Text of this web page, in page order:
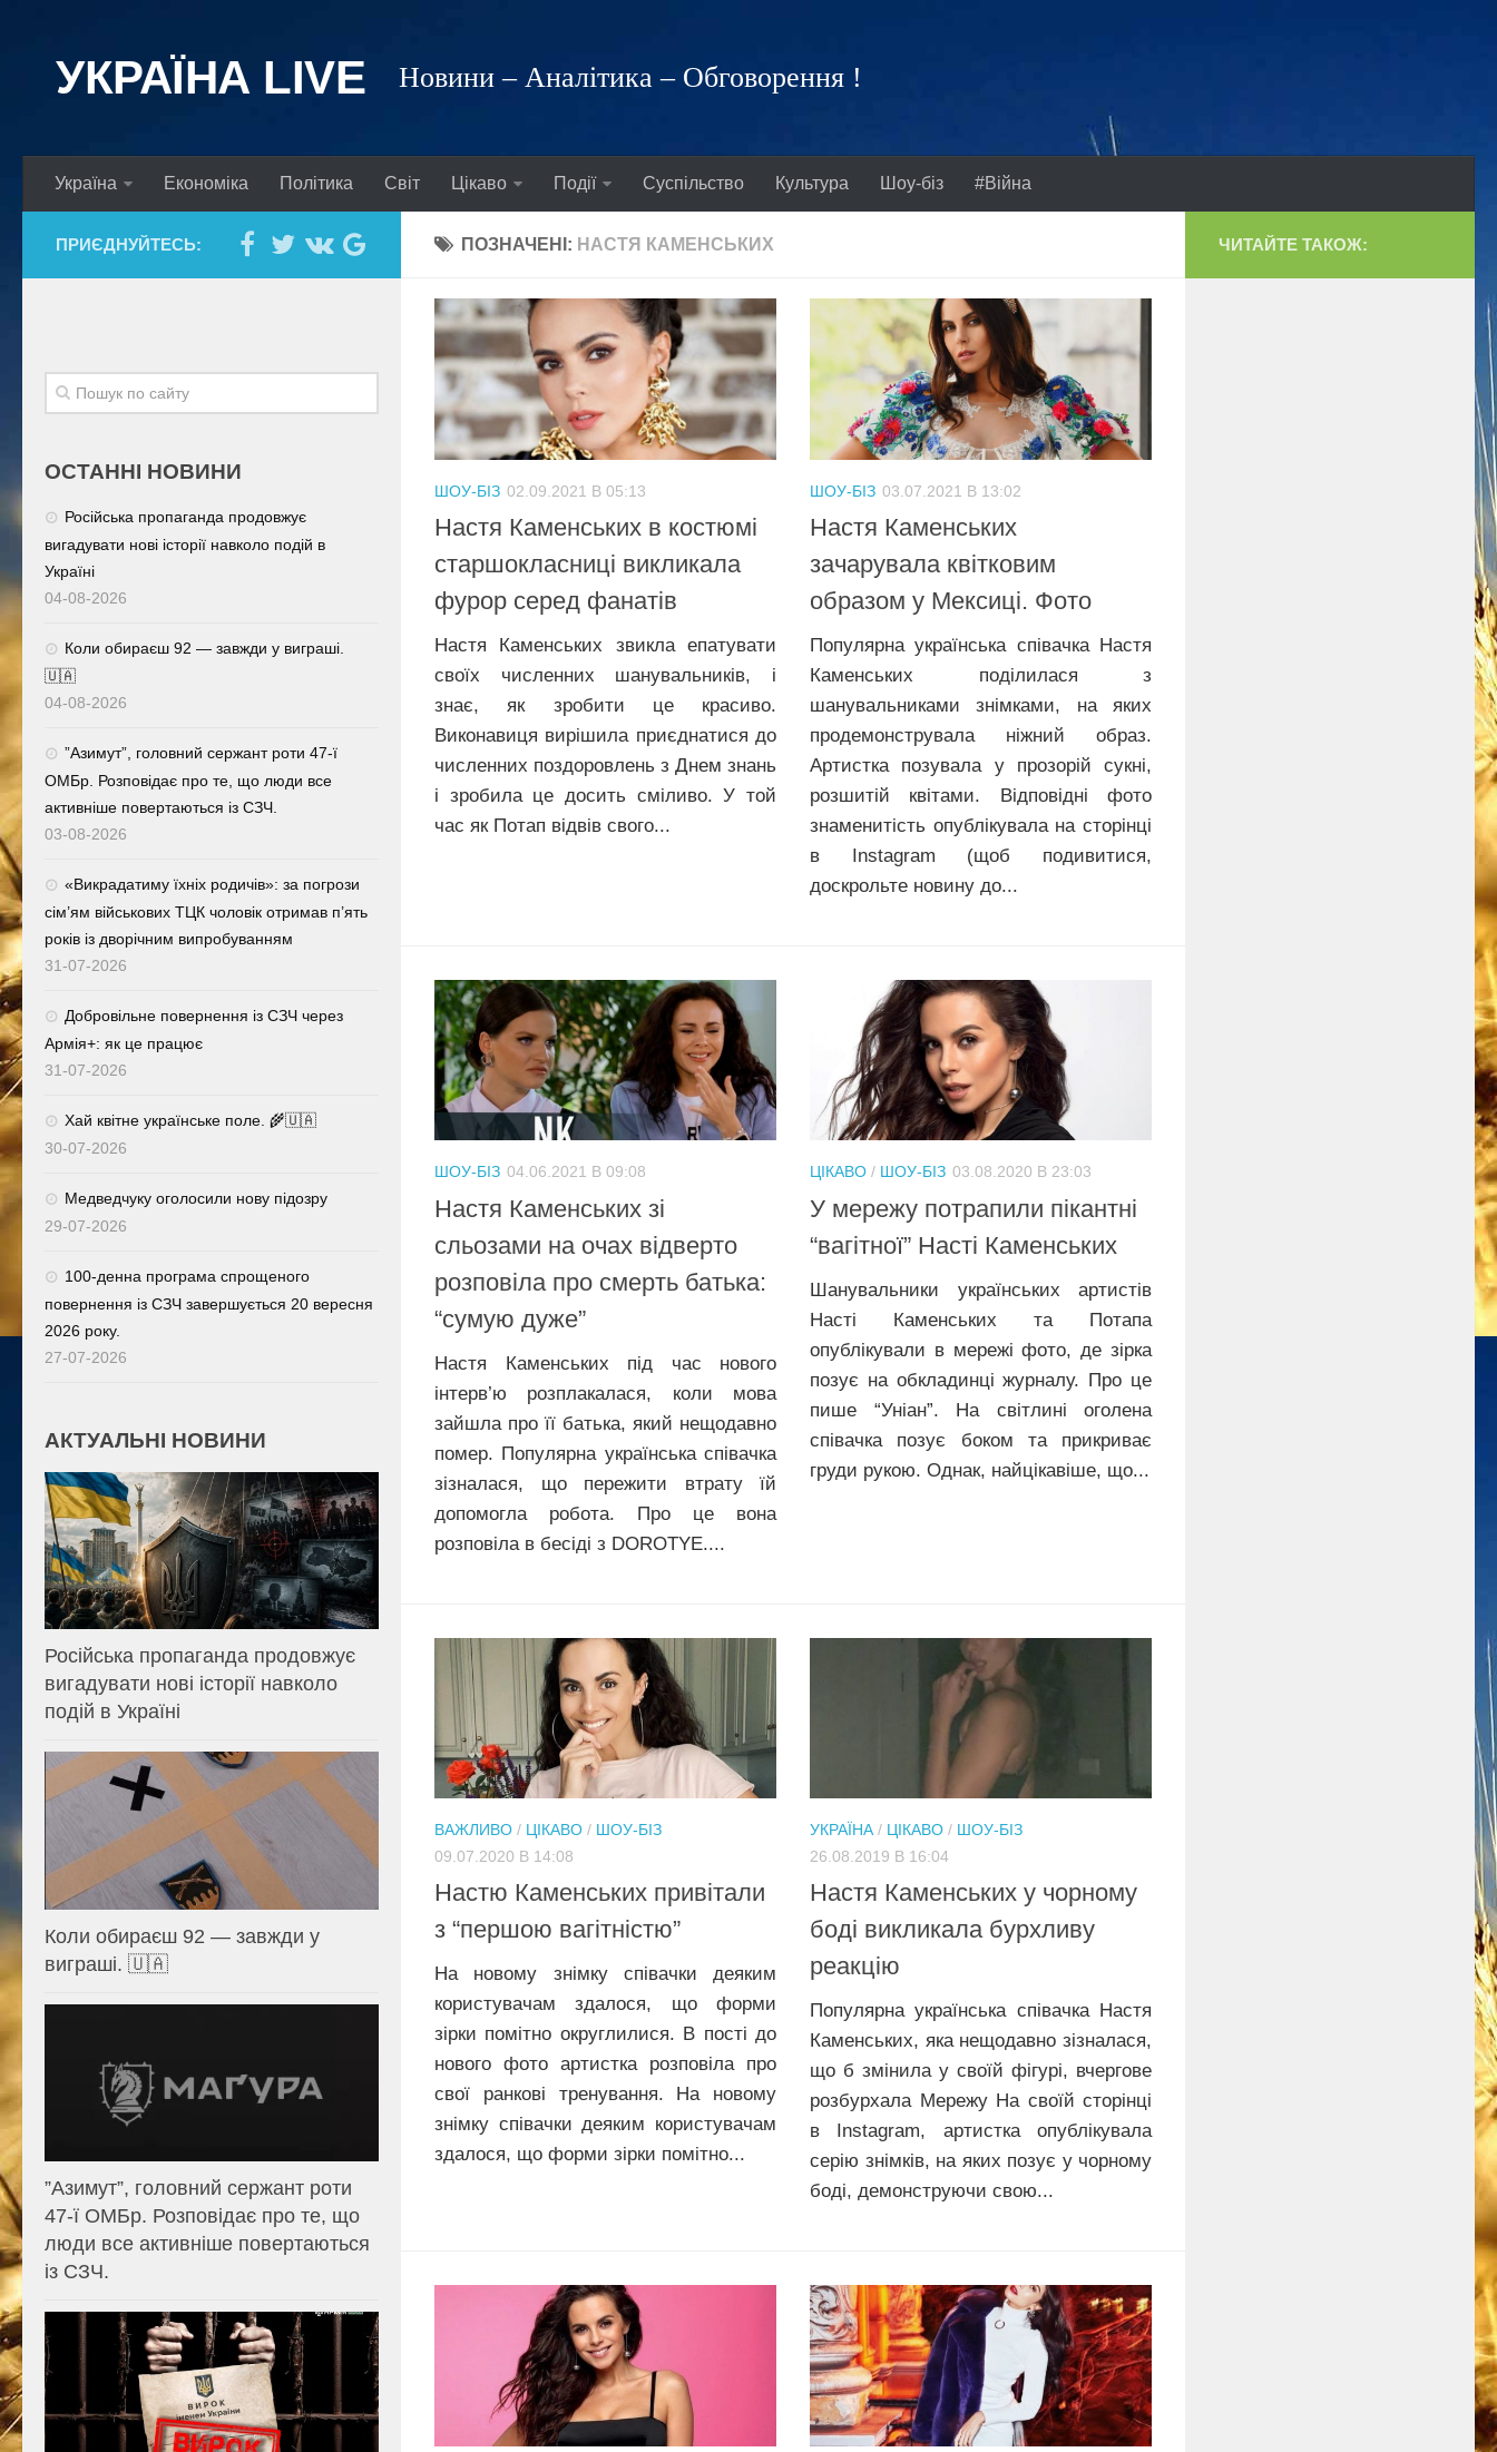
УКРАЇНА LIVE Новини – Аналітика – Обговорення !
Україна Економіка Політика Світ Цікаво Події Суспільство Культура Шоу-біз #Війна
ПОЗНАЧЕНІ: НАСТЯ КАМЕНСЬКИХ
ШОУ-БІЗ 02.09.2021 В 05:13
Настя Каменських в костюмі
старшокласниці викликала
фурор серед фанатів
Настя Каменських звикла епатувати
своїх численних шанувальників, і
знає, як зробити це красиво.
Виконавиця вирішила приєднатися до
численних поздоровлень з Днем знань
і зробила це досить сміливо. У той
час як Потап відвів свого...
ШОУ-БІЗ 03.07.2021 В 13:02
Настя Каменських
зачарувала квітковим
образом у Мексиці. Фото
Популярна українська співачка Настя
Каменських поділилася з
шанувальниками знімками, на яких
продемонструвала ніжний образ.
Артистка позувала у прозорій сукні,
розшитій квітами. Відповідні фото
знаменитість опублікувала на сторінці
в Instagram (щоб подивитися,
доскрольте новину до...
ШОУ-БІЗ 04.06.2021 В 09:08
Настя Каменських зі
сльозами на очах відверто
розповіла про смерть батька:
“сумую дуже”
Настя Каменських під час нового
інтерв’ю розплакалася, коли мова
зайшла про її батька, який нещодавно
помер. Популярна українська співачка
зізналася, що пережити втрату їй
допомогла робота. Про це вона
розповіла в бесіді з DOROTYE....
ЦІКАВО / ШОУ-БІЗ 03.08.2020 В 23:03
У мережу потрапили пікантні
“вагітної” Насті Каменських
Шанувальники українських артистів
Насті Каменських та Потапа
опублікували в мережі фото, де зірка
позує на обкладинці журналу. Про це
пише “Уніан”. На світлині оголена
співачка позує боком та прикриває
груди рукою. Однак, найцікавіше, що...
ВАЖЛИВО / ЦІКАВО / ШОУ-БІЗ
09.07.2020 В 14:08
Настю Каменських привітали
з “першою вагітністю”
На новому знімку співачки деяким
користувачам здалося, що форми
зірки помітно округлилися. В пості до
нового фото артистка розповіла про
свої ранкові тренування. На новому
знімку співачки деяким користувачам
здалося, що форми зірки помітно...
УКРАЇНА/ ЦІКАВО / ШОУ-БІЗ
26.08.2019 В 16:04
Настя Каменських у чорному
боді викликала бурхливу
реакцію
Популярна українська співачка Настя
Каменських, яка нещодавно зізналася,
що б змінила у своїй фігурі, вчергове
розбурхала Мережу На своїй сторінці
в Instagram, артистка опублікувала
серію знімків, на яких позує у чорному
боді, демонструючи свою...
ПРИЄДНУЙТЕСЬ:
ОСТАННІ НОВИНИ
Російська пропаганда продовжує
вигадувати нові історії навколо подій в
Україні
04-08-2026
Коли обираєш 92 — завжди у виграші.
🇺🇦
04-08-2026
⁨”Азимут”, головний сержант роти 47-ї
ОМБр. Розповідає про те, що люди все
активніше повертаються із СЗЧ.
03-08-2026
«Викрадатиму їхніх родичів»: за погрози
сім’ям військових ТЦК чоловік отримав п’ять
років із дворічним випробуванням
31-07-2026
Добровільне повернення із СЗЧ через
Армія+: як це працює
31-07-2026
Хай квітне українське поле. 🌾🇺🇦
30-07-2026
Медведчуку оголосили нову підозру
29-07-2026
100-денна програма спрощеного
повернення із СЗЧ завершується 20 вересня
2026 року.
27-07-2026
АКТУАЛЬНІ НОВИНИ
Російська пропаганда продовжує
вигадувати нові історії навколо
подій в Україні
Коли обираєш 92 — завжди у
виграші. 🇺🇦
⁨”Азимут”, головний сержант роти
47-ї ОМБр. Розповідає про те, що
люди все активніше повертаються
із СЗЧ.
ЧИТАЙТЕ ТАКОЖ: